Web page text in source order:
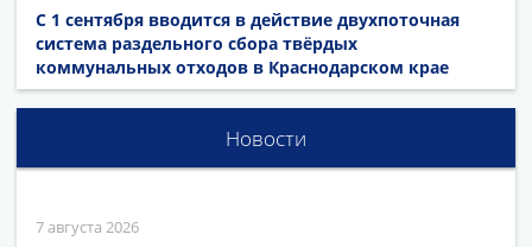
С 1 сентября вводится в действие двухпоточная
система раздельного сбора твёрдых
коммунальных отходов в Краснодарском крае
Новости
7 августа 2026